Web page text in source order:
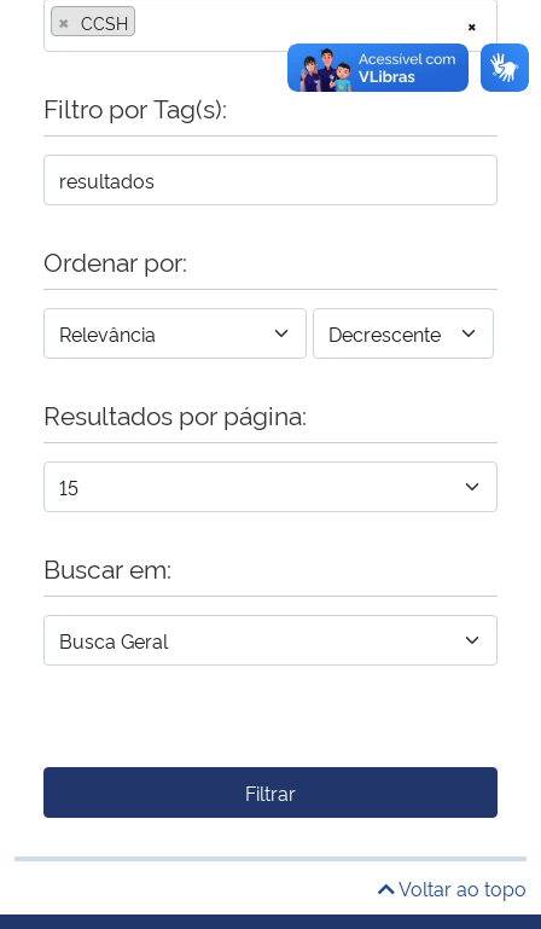
×
× CCSH
Filtro por Tag(s):
Ordenar por:
Resultados por página:
Buscar em:
Filtrar
Voltar ao topo